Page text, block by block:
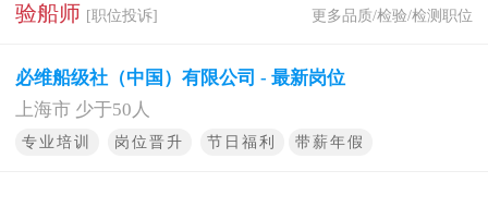
验船师 [职位投诉] 更多品质/检验/检测职位
必维船级社（中国）有限公司 - 最新岗位
上海市 少于50人
专业培训 岗位晋升 节日福利 带薪年假